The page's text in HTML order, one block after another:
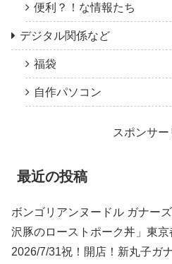
便利？！な情報たち
デジタル関係など
福袋
自作パソコン
スポンサー
最近の投稿
ボンゴリアンヌードル ガナー
沢豚のローストポーク丼」東
2026/7/31祝！開店！新丸子ガ